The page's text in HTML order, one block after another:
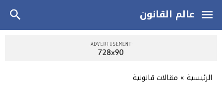
عالم القانون
الرئيسية » مقالات قانونية